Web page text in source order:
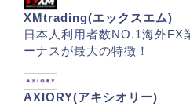
XMtrading(エックスエム)
日本人利用者数NO.1海外FX
ーナスが最大の特徴！
AXIORY(アキシオリー)